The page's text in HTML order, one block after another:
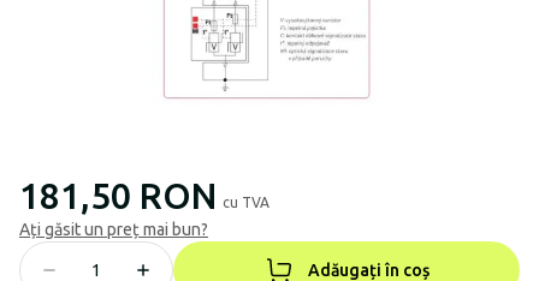
181,50 RON cu TVA
Ați găsit un preț mai bun?
Adăugați în coș